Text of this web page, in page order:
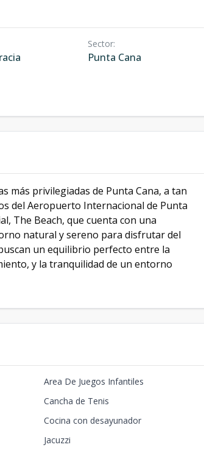
Sector:
Punta Cana
más privilegiadas de Punta Cana, a tan
del Aeropuerto Internacional de Punta
The Beach, que cuenta con una
natural y sereno para disfrutar del
un equilibrio perfecto entre la
y la tranquilidad de un entorno
Area De Juegos Infantiles
Cancha de Tenis
Cocina con desayunador
Jacuzzi